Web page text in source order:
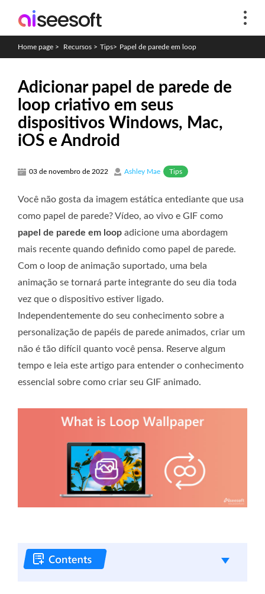
Home page > Recursos > Tips> Papel de parede em loop
Adicionar papel de parede de
loop criativo em seus
dispositivos Windows, Mac,
iOS e Android
03 de novembro de 2022 Ashley Mae Tips
Você não gosta da imagem estática entediante que usa
como papel de parede? Vídeo, ao vivo e GIF como
papel de parede em loop adicione uma abordagem
mais recente quando definido como papel de parede.
Com o loop de animação suportado, uma bela
animação se tornará parte integrante do seu dia toda
vez que o dispositivo estiver ligado.
Independentemente do seu conhecimento sobre a
personalização de papéis de parede animados, criar um
não é tão difícil quanto você pensa. Reserve algum
tempo e leia este artigo para entender o conhecimento
essencial sobre como criar seu GIF animado.